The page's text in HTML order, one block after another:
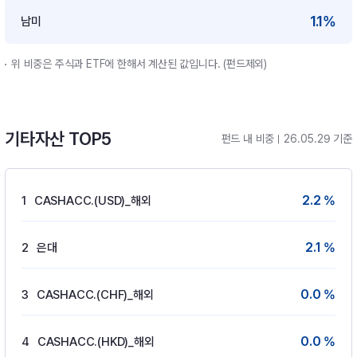
남미 1.1%
위 비중은 주식과 ETF에 한해서 계산된 값입니다. (펀드제외)
기타자산 TOP5 펀드 내 비중 26.05.29 기준
1 CASHACC.(USD)_해외 2.2 %
2 은대 2.1 %
3 CASHACC.(CHF)_해외 0.0 %
4 CASHACC.(HKD)_해외 0.0 %